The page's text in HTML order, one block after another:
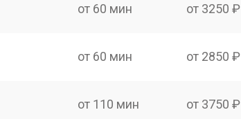
от 60 мин от 3250 ₽
от 60 мин от 2850 ₽
от 110 мин от 3750 ₽